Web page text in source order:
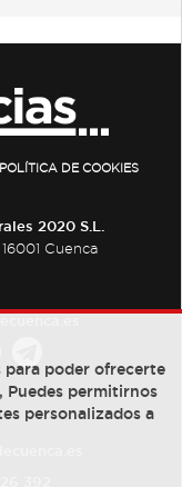
POLÍTICA DE COOKIES
2020 S.L.
Cuenca
392
para poder ofrecerte
Puedes permitirnos
personalizados a